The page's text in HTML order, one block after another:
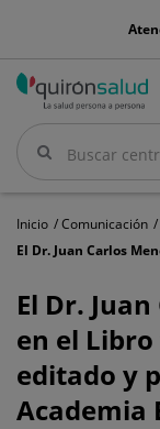
Buscar
Buscar
Inicio Comunicación
Dr.
Juan
Carlos
Meneu
participa
en
El Dr.
en el Libro
editado y
Academia